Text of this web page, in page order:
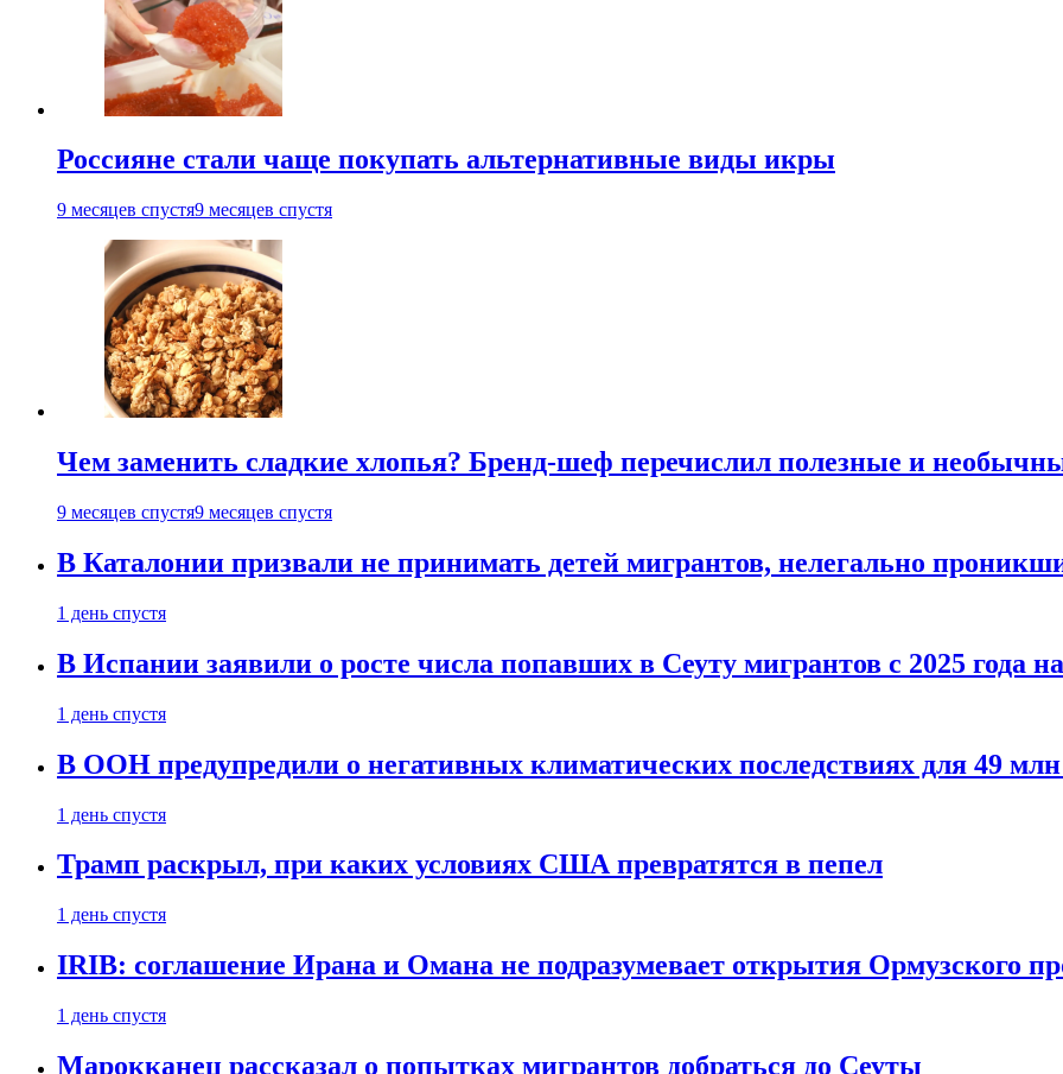
Россияне стали чаще покупать альтернативные виды икры
9 месяцев спустя9 месяцев спустя
Чем заменить сладкие хлопья? Бренд-шеф перечислил полезные и
9 месяцев спустя9 месяцев спустя
В Каталонии призвали не принимать детей мигрантов, нелегально
1 день спустя
В Испании заявили о росте числа попавших в Сеуту мигрантов с 2025 года
1 день спустя
В ООН предупредили о негативных климатических последствиях для 49 млн
1 день спустя
Трамп раскрыл, при каких условиях США превратятся в пепел
1 день спустя
IRIB: соглашение Ирана и Омана не подразумевает открытия Ормузского
1 день спустя
Марокканец рассказал о попытках мигрантов добраться до Сеуты